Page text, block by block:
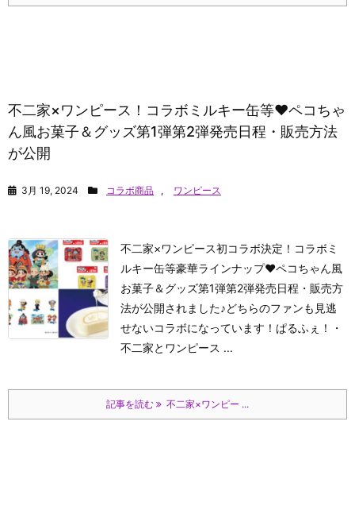
不二家×ワンピース！コラボミルキー缶等♥ペコちゃ
ん風お菓子＆グッズ第1弾第2弾発売日程・販売方法
が公開
3月 19, 2024 コラボ商品 , ワンピース
不二家×ワンピース初コラボ決定！コラボミ
ルキー缶等豪華ラインナップ♥ペコちゃん風
お菓子＆グッズ第1弾第2弾発売日程・販売方
法が公開されました♪どちらのファンも見逃
せないコラボになっています！ぱるふぇ！
・
不二家とワンピース ...
記事を読む 不二家×ワンピー ...